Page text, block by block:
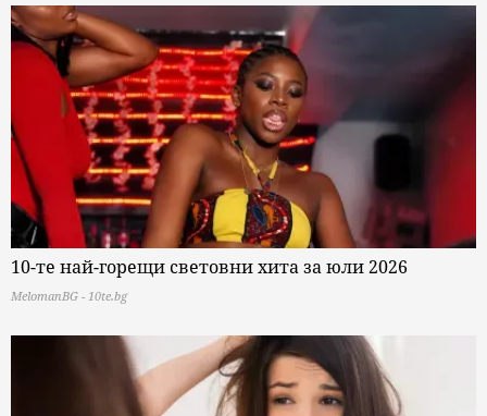
10-те най-горещи световни хита за юли 2026
MelomanBG - 10te.bg